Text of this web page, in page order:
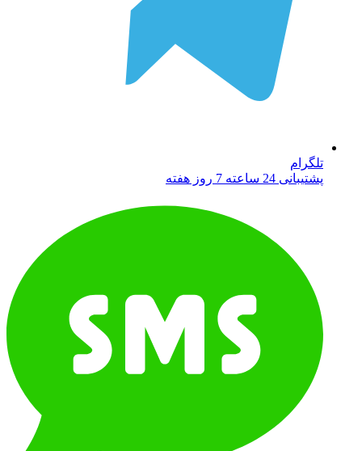
تلگرام
پشتیبانی 24 ساعته 7 روز هفته